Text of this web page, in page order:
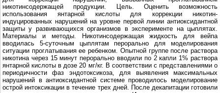
никотинсодержащей продукции. Цель. Оценить возможность
использования янтарной кислоты для коррекции никотин-
индуцированных нарушений на уровне первой линии антиоксидантной
защиты у развивающихся организмов в эксперименте на цыплятах.
Материалы и методы. Никотинсодержащая жидкость для вейпа
вводилась 5-суточным цыплятам перорально для моделирования
ситуации проглатывания ее ребенком. Опытной группе после раствора
никотина через 15 минут перорально вводили по 2 капли 1% раствора
янтарной кислоты в дозе 20 мг/кг. В соответствии с представлениями о
периодичности фаз эндотоксикоза, для выявления максимальных
нарушений в антиоксидантной системе проводилось моделирование
острой интоксикации в течение трех дней. После декапитации готовили